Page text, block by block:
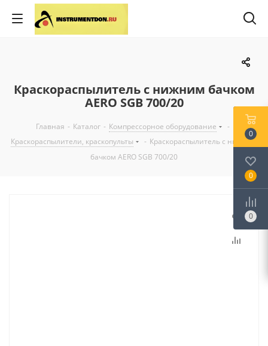
Краскораспылитель с нижним бачком
AERO SGB 700/20
Главная - Каталог - Компрессорное оборудование
-
Краскораспылители, краскопульты
- Краскораспылитель с нижним
бачком AERO SGB 700/20
0
0
0